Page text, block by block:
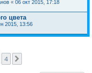
« 06 окт 2015, 17:18
цвета
2015, 13:56
4